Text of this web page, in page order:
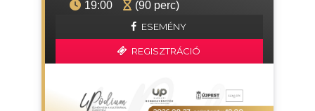
19:00
(90 perc)
ESEMÉNY
REGISZTRÁCIÓ